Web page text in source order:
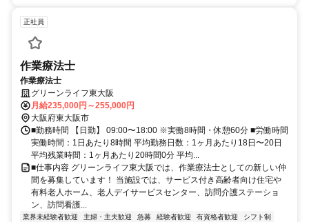
正社員
作業療法士
作業療法士
グリーンライフ東大阪
月給235,000円～255,000円
大阪府東大阪市
■勤務時間 【日勤】 09:00〜18:00 ※実働8時間・休憩60分 ■労働時間
実働時間：1日あたり8時間 平均勤務日数：1ヶ月あたり18日〜20日
平均残業時間：1ヶ月あたり20時間0分 平均...
■仕事内容 グリーンライフ東大阪では、作業療法士としての新しい仲
間を募集しています！ 当施設では、サービス付き高齢者向け住宅や
有料老人ホーム、老人デイサービスセンター、訪問介護ステーショ
ン、訪問看護...
業界未経験者歓迎 主婦・主夫歓迎 急募 経験者歓迎 有資格者歓迎 シフト制